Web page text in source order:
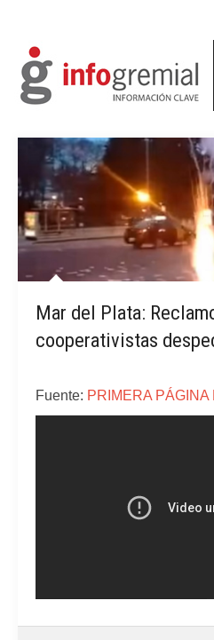
Mar del Plata:
cooperativistas
Fuente: PRIMERA